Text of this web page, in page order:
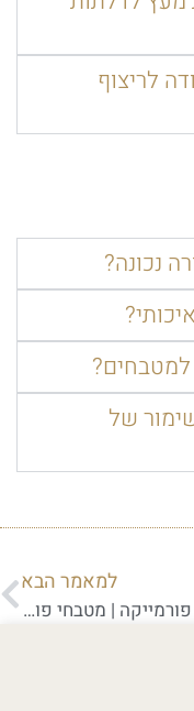
לריצוף
נכונה?
למטבחים?
של
למאמר הבא
מטבחי פורמייקה | מטבחי פורמייקה מעוצבים